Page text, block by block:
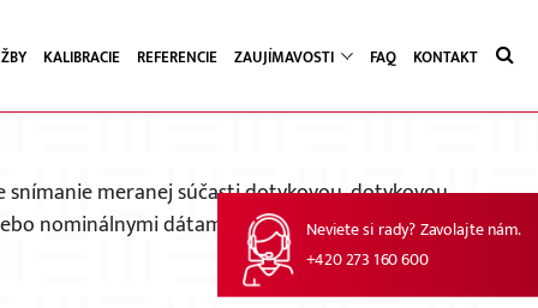
Neviete si rady? Zavolajte nám.
+420 273 160 600
KALIBRACIE REFERENCIE ZAUJÍMAVOSTI FAQ KONTAKT
meranej súčasti dotykovou, dotykovou
nominálnymi dátami.